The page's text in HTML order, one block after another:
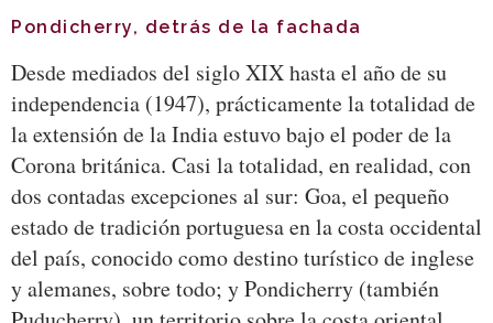
Pondicherry, detrás de la fachada
Desde mediados del siglo XIX hasta el año de su
independencia (1947), prácticamente la totalidad de
la extensión de la India estuvo bajo el poder de la
Corona británica. Casi la totalidad, en realidad, con
dos contadas excepciones al sur: Goa, el pequeño
estado de tradición portuguesa en la costa occidental
del país, conocido como destino turístico de inglese
y alemanes, sobre todo; y Pondicherry (también